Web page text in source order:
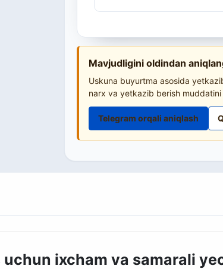
Mavjudligini oldindan
Uskuna buyurtma asosida
narx va yetkazib berish
Telegram orqali aniqlash
ixcham va samarali